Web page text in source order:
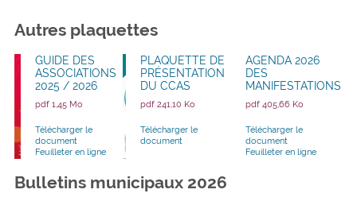
Autres plaquettes
GUIDE DES
ASSOCIATIONS
2025 / 2026
pdf 1,45 Mo
Télécharger le
document
Feuilleter en ligne
PLAQUETTE DE
PRÉSENTATION
DU CCAS
pdf 241,10 Ko
Télécharger le
document
AGENDA 2026
DES
MANIFESTATIONS
pdf 405,66 Ko
Télécharger le
document
Feuilleter en ligne
Bulletins municipaux 2026